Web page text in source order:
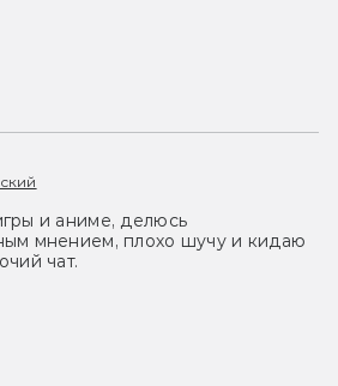
и аниме, делюсь
мнением, плохо шучу и кидаю
чат.